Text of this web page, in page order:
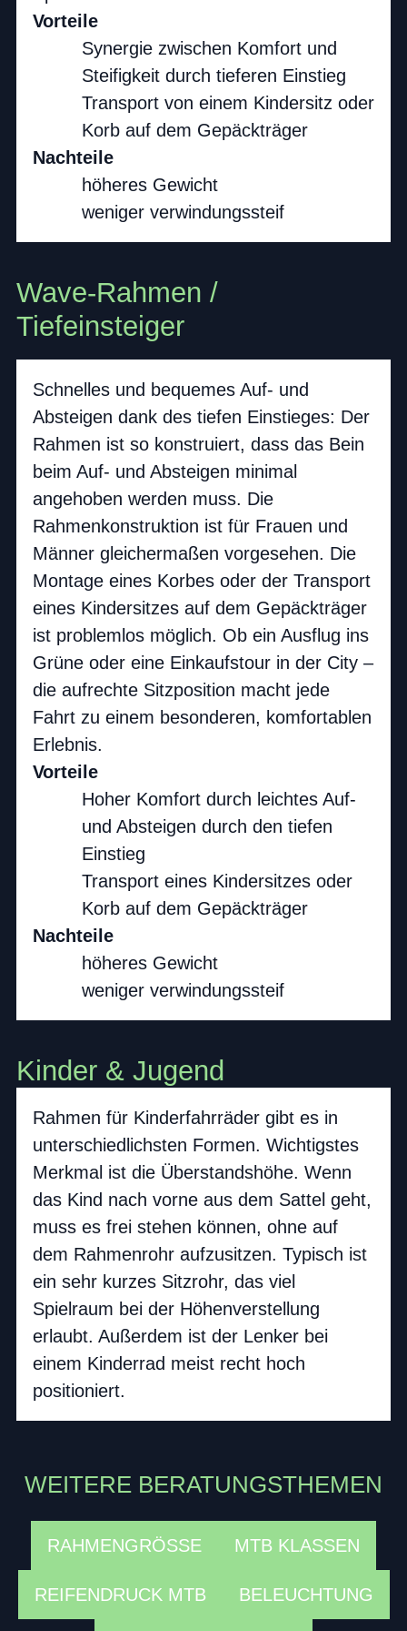
Vorteile
Synergie zwischen Komfort und
Steifigkeit durch tieferen Einstieg
Transport von einem Kindersitz oder
Korb auf dem Gepäckträger
Nachteile
höheres Gewicht
weniger verwindungssteif
Wave-Rahmen /
Tiefeinsteiger
Schnelles und bequemes Auf- und
Absteigen dank des tiefen Einstieges: Der
Rahmen ist so konstruiert, dass das Bein
beim Auf- und Absteigen minimal
angehoben werden muss. Die
Rahmenkonstruktion ist für Frauen und
Männer gleichermaßen vorgesehen. Die
Montage eines Korbes oder der Transport
eines Kindersitzes auf dem Gepäckträger
ist problemlos möglich. Ob ein Ausflug ins
Grüne oder eine Einkaufstour in der City –
die aufrechte Sitzposition macht jede
Fahrt zu einem besonderen, komfortablen
Erlebnis.
Vorteile
Hoher Komfort durch leichtes Auf-
und Absteigen durch den tiefen
Einstieg
Transport eines Kindersitzes oder
Korb auf dem Gepäckträger
Nachteile
höheres Gewicht
weniger verwindungssteif
Kinder & Jugend
Rahmen für Kinderfahrräder gibt es in
unterschiedlichsten Formen. Wichtigstes
Merkmal ist die Überstandshöhe. Wenn
das Kind nach vorne aus dem Sattel geht,
muss es frei stehen können, ohne auf
dem Rahmenrohr aufzusitzen. Typisch ist
ein sehr kurzes Sitzrohr, das viel
Spielraum bei der Höhenverstellung
erlaubt. Außerdem ist der Lenker bei
einem Kinderrad meist recht hoch
positioniert.
WEITERE BERATUNGSTHEMEN
RAHMENGRÖSSE MTB KLASSEN
REIFENDRUCK MTB BELEUCHTUNG